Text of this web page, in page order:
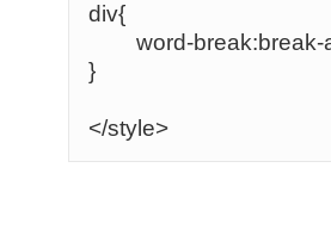
div{
}
</style>